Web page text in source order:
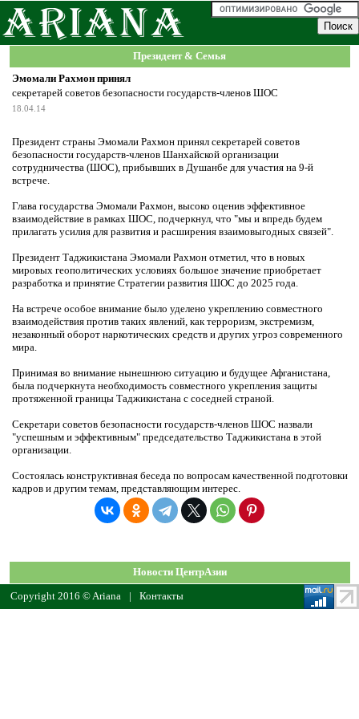
Президент & Семья
Эмомали Рахмон принял
секретарей советов безопасности государств-членов ШОС
18.04.14
Президент страны Эмомали Рахмон принял секретарей советов
безопасности государств-членов Шанхайской организации
сотрудничества (ШОС), прибывших в Душанбе для участия на 9-й
встрече.
Глава государства Эмомали Рахмон, высоко оценив эффективное
взаимодействие в рамках ШОС, подчеркнул, что "мы и впредь будем
прилагать усилия для развития и расширения взаимовыгодных связей".
Президент Таджикистана Эмомали Рахмон отметил, что в новых
мировых геополитических условиях большое значение приобретает
разработка и принятие Стратегии развития ШОС до 2025 года.
На встрече особое внимание было уделено укреплению совместного
взаимодействия против таких явлений, как терроризм, экстремизм,
незаконный оборот наркотических средств и других угроз современного
мира.
Принимая во внимание нынешнюю ситуацию и будущее Афганистана,
была подчеркнута необходимость совместного укрепления защиты
протяженной границы Таджикистана с соседней страной.
Секретари советов безопасности государств-членов ШОС назвали
"успешным и эффективным" председательство Таджикистана в этой
организации.
Состоялась конструктивная беседа по вопросам качественной подготовки
кадров и другим темам, представляющим интерес.
Новости ЦентрАзии
Copyright 2016 © Ariana
| Контакты